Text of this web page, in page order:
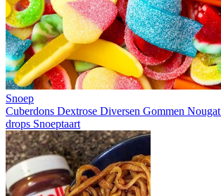
Snoep
Cuberdons Dextrose Diversen Gommen Nougat
drops Snoeptaart